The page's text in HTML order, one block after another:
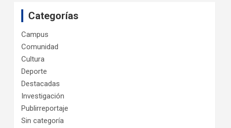
Categorías
Campus
Comunidad
Cultura
Deporte
Destacadas
Investigación
Publirreportaje
Sin categoría